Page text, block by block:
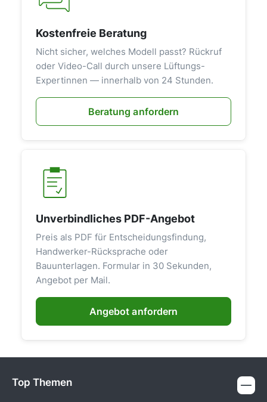
Kostenfreie Beratung
Nicht sicher, welches Modell passt? Rückruf
oder Video-Call durch unsere Lüftungs-
Expertinnen — innerhalb von 24 Stunden.
Beratung anfordern
Unverbindliches PDF-Angebot
Preis als PDF für Entscheidungsfindung,
Handwerker-Rücksprache oder
Bauunterlagen. Formular in 30 Sekunden,
Angebot per Mail.
Angebot anfordern
Top Themen